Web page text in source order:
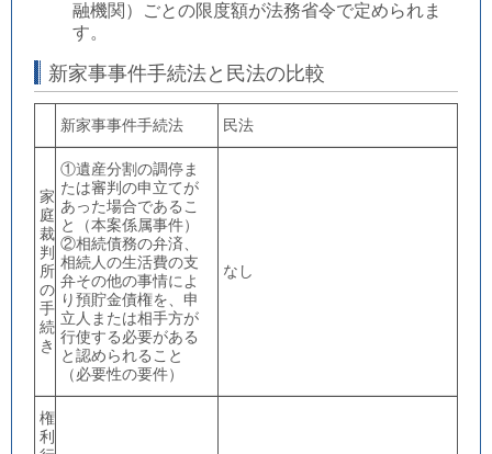
融機関）ごとの限度額が法務省令で定められま
す。
新家事事件手続法と民法の比較
新家事事件手続法 民法
家
庭
裁
判
所
の
手
続
き
①遺産分割の調停ま
たは審判の申立てが
あった場合であるこ
と（本案係属事件）
②相続債務の弁済、
相続人の生活費の支
弁その他の事情によ
り預貯金債権を、申
立人または相手方が
行使する必要がある
と認められること
（必要性の要件）
なし
権
利